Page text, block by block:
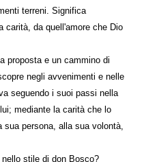
terreni. Significa
carità, da quell'amore che Dio
proposta e un cammino di
negli avvenimenti e nelle
seguendo i suoi passi nella
mediante la carità che lo
persona, alla sua volontà,
stile di don Bosco?